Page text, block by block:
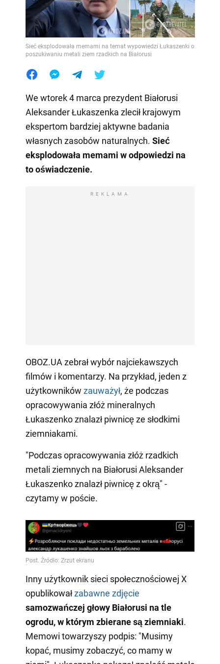
Sieć eksplodowała memami na temat wypowiedzi Łukaszenki o
poszukiwaniu metali ziem rzadkich na Białorusi
We wtorek 4 marca prezydent Białorusi
Aleksander Łukaszenka zlecił krajowym
ekspertom bardziej aktywne badania
własnych zasobów naturalnych. Sieć
eksplodowała memami w odpowiedzi na
to oświadczenie.
REKLAMA
OBOZ.UA zebrał wybór najciekawszych
filmów i komentarzy. Na przykład, jeden z
użytkowników zauważył, że podczas
opracowywania złóż mineralnych
Łukaszenko znalazł piwnicę ze słodkimi
ziemniakami.
"Podczas opracowywania złóż rzadkich
metali ziemnych na Białorusi Aleksander
Łukaszenko znalazł piwnicę z okrą" -
czytamy w poście.
Inny użytkownik sieci społecznościowej X
opublikowałzabawne zdjęcie
samozwańczej głowy Białorusi na tle
ogrodu, w którym zbierane są ziemniaki.
Memowi towarzyszy podpis: "Musimy
kopać, musimy zobaczyć, co mamy w